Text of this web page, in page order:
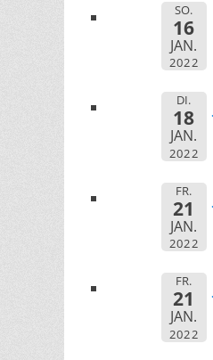
SO.
16
JAN.
2022
DI.
18
JAN.
2022
FR.
21
JAN.
2022
FR.
21
JAN.
2022